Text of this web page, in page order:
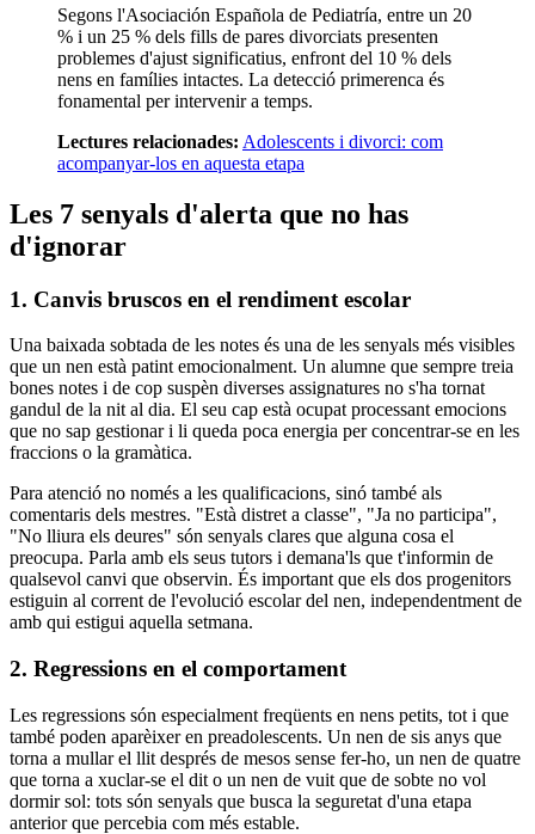
Segons l'Asociación Española de Pediatría, entre un 20
% i un 25 % dels fills de pares divorciats presenten
problemes d'ajust significatius, enfront del 10 % dels
nens en famílies intactes. La detecció primerenca és
fonamental per intervenir a temps.
Lectures relacionades: Adolescents i divorci: com
acompanyar-los en aquesta etapa
Les 7 senyals d'alerta que no has
d'ignorar
1. Canvis bruscos en el rendiment escolar
Una baixada sobtada de les notes és una de les senyals més visibles
que un nen està patint emocionalment. Un alumne que sempre treia
bones notes i de cop suspèn diverses assignatures no s'ha tornat
gandul de la nit al dia. El seu cap està ocupat processant emocions
que no sap gestionar i li queda poca energia per concentrar-se en les
fraccions o la gramàtica.
Para atenció no només a les qualificacions, sinó també als
comentaris dels mestres. "Està distret a classe", "Ja no participa",
"No lliura els deures" són senyals clares que alguna cosa el
preocupa. Parla amb els seus tutors i demana'ls que t'informin de
qualsevol canvi que observin. És important que els dos progenitors
estiguin al corrent de l'evolució escolar del nen, independentment de
amb qui estigui aquella setmana.
2. Regressions en el comportament
Les regressions són especialment freqüents en nens petits, tot i que
també poden aparèixer en preadolescents. Un nen de sis anys que
torna a mullar el llit després de mesos sense fer-ho, un nen de quatre
que torna a xuclar-se el dit o un nen de vuit que de sobte no vol
dormir sol: tots són senyals que busca la seguretat d'una etapa
anterior que percebia com més estable.